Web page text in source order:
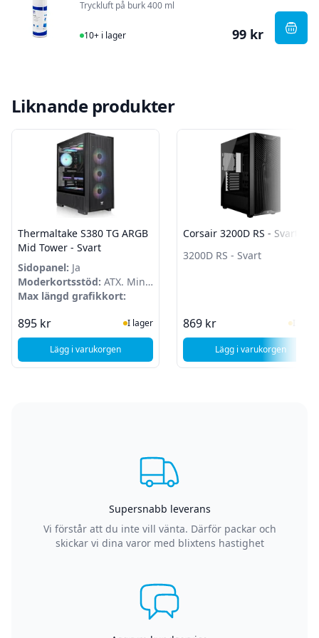
Tryckluft på burk 400 ml
I Lager
10+ i lager 99 kr ,
Liknande produkter
Thermaltake S380 TG ARGB
Mid Tower - Svart
Sidopanel: Ja
Moderkortsstöd: ATX. Mini-
ITX. microATX
Max längd grafikkort:
895 kr I Lager
I lager
Lägg i varukorgen, Thermaltake S380 TG ARGB Mid Tower - Svart
Corsair 3200D RS - Svart
3200D RS - Svart
869 kr I
Lägg i varukorgen
, Corsair 3200D
Supersnabb leverans
Vi förstår att du inte vill vänta. Därför packar och
skickar vi dina varor med blixtens hastighet